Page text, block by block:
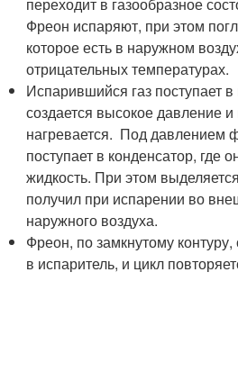
Фреон испаряют, при этом
которое есть в наружном
отрицательных температурах.
Испарившийся газ поступает
создается высокое давление
нагревается. Под давлением
поступает в конденсатор, где
жидкость. При этом
получил при испарении во
наружного воздуха.
Фреон, по замкнутому
в испаритель, и цикл